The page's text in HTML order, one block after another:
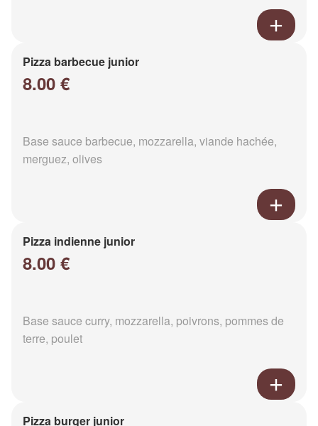
Pizza barbecue junior
8.00 €
Base sauce barbecue, mozzarella, viande hachée,
merguez, olives
Pizza indienne junior
8.00 €
Base sauce curry, mozzarella, poivrons, pommes de
terre, poulet
Pizza burger junior